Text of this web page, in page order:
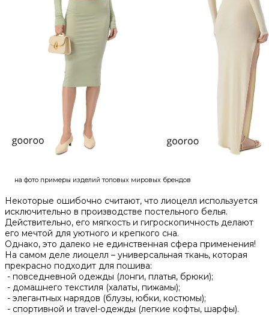
на фото примеры изделий топовых мировых брендов
Некоторые ошибочно считают, что лиоцелл используется
исключительно в производстве постельного белья.
Действительно, его мягкость и гигроскопичность делают
его мечтой для уютного и крепкого сна.
Однако, это далеко не единственная сфера применения!
На самом деле лиоцелл – универсальная ткань, которая
прекрасно подходит для пошива:
- повседневной одежды (лонги, платья, брюки);
- домашнего текстиля (халаты, пижамы);
- элегантных нарядов (блузы, юбки, костюмы);
- спортивной и travel-одежды (легкие кофты, шарфы).